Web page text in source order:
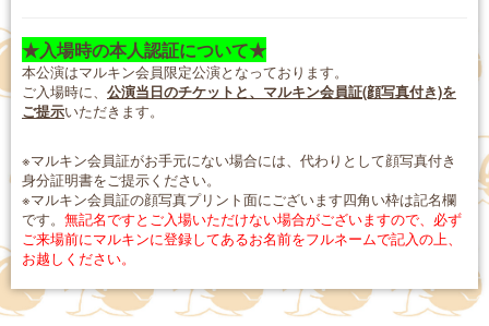
★入場時の本人認証について★
本公演はマルキン会員限定公演となっております。
ご入場時に、 公演当日のチケットと、マルキン会員証(顔写真付き)を
ご提示いただきます。
※マルキン会員証がお手元にない場合には、代わりとして顔写真付き
身分証明書をご提示ください。
※マルキン会員証の顔写真プリント面にございます四角い枠は記名欄
です。 無記名ですとご入場いただけない場合がございますので、必ず
ご来場前にマルキンに登録してあるお名前をフルネームで記入の上、
お越しください。